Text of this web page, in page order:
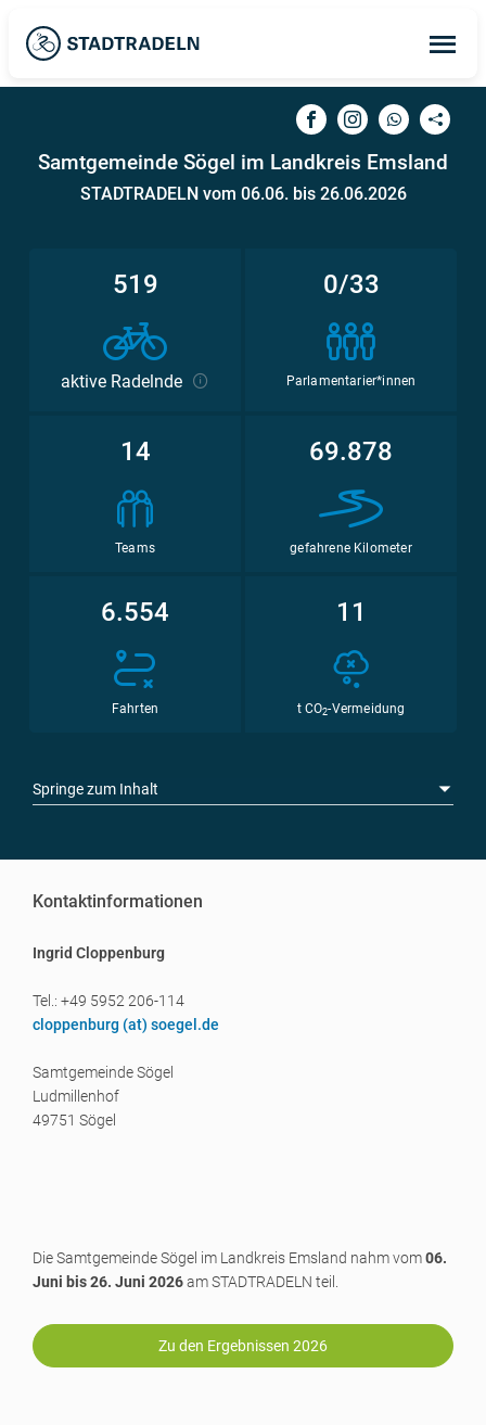
Samtgemeinde Sögel im Landkreis Emsland
STADTRADELN vom 06.06. bis 26.06.2026
519
aktive Radelnde
0/33
Parlamentarier*innen
14
Teams
69.878
gefahrene Kilometer
6.554
Fahrten
11
t CO2-Vermeidung
Springe zum Inhalt
Kontaktinformationen
Ingrid Cloppenburg
Tel.: +49 5952 206-114
cloppenburg (at) soegel.de
Samtgemeinde Sögel
Ludmillenhof
49751 Sögel
Die Samtgemeinde Sögel im Landkreis Emsland nahm vom06.
Juni bis 26. Juni 2026am STADTRADELN teil.
Zu den Ergebnissen 2026